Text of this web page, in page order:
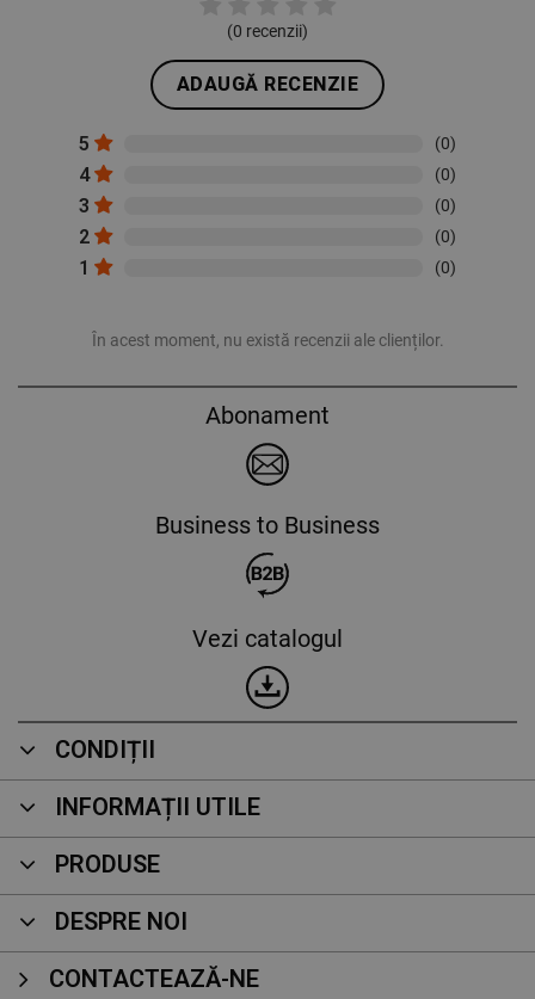
(0 recenzii)
ADAUGĂ RECENZIE
5 (0)
4 (0)
3 (0)
2 (0)
1 (0)
În acest moment, nu există recenzii ale clienților.
Abonament
Business to Business
Vezi catalogul
CONDIȚII
INFORMAȚII UTILE
PRODUSE
DESPRE NOI
CONTACTEAZĂ-NE